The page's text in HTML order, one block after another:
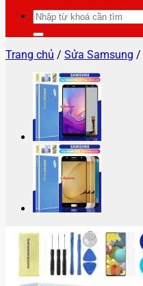
Tìm
kiếm:
Trang chủ / Sửa Samsung /